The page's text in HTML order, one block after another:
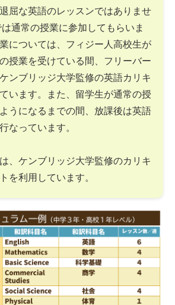
屈な英語のレッスンではありませ
通常の授業に参加してもらいま
については、フィジー人高校生が
授業を受けている間、フリーバー
ンブリッジ大学監修の英語カリキ
います。また、留学生が通常の授
うになるまでの間、放課後は英語
なっています。
、ケンブリッジ大学監修のカリキ
を利用しています。